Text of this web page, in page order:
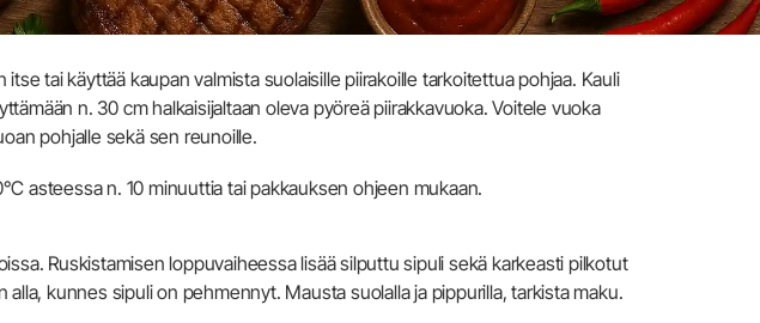
itse tai käyttää kaupan valmista suolaisille piirakoille tarkoitettua pohjaa. Kauli
n. 30 cm halkaisijaltaan oleva pyöreä piirakkavuoka. Voitele vuoka
pohjalle sekä sen reunoille.
asteessa n. 10 minuuttia tai pakkauksen ohjeen mukaan.
Ruskistamisen loppuvaiheessa lisää silputtu sipuli sekä karkeasti pilkotut
alla, kunnes sipuli on pehmennyt. Mausta suolalla ja pippurilla, tarkista maku.